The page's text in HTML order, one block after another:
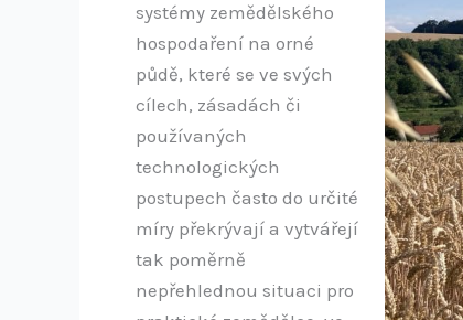
systémy zemědělského
hospodaření na orné
půdě, které se ve svých
cílech, zásadách či
používaných
technologických
postupech často do určité
míry překrývají a vytvářejí
tak poměrně
nepřehlednou situaci pro